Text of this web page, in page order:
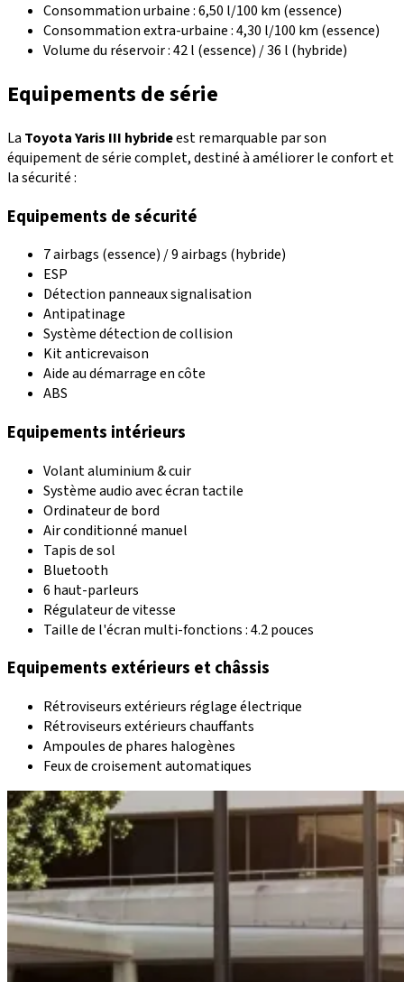
Consommation urbaine : 6,50 l/100 km (essence)
Consommation extra-urbaine : 4,30 l/100 km (essence)
Volume du réservoir : 42 l (essence) / 36 l (hybride)
Equipements de série
La Toyota Yaris III hybrideest remarquable par son
équipement de sériecomplet, destiné à améliorer le confort et
la sécurité :
Equipements de sécurité
7 airbags (essence) / 9 airbags (hybride)
ESP
Détection panneaux signalisation
Antipatinage
Système détection de collision
Kit anticrevaison
Aide au démarrage en côte
ABS
Equipements intérieurs
Volant aluminium & cuir
Système audio avec écran tactile
Ordinateur de bord
Air conditionné manuel
Tapis de sol
Bluetooth
6 haut-parleurs
Régulateur de vitesse
Taille de l'écran multi-fonctions : 4.2 pouces
Equipements extérieurs et châssis
Rétroviseurs extérieurs réglage électrique
Rétroviseurs extérieurs chauffants
Ampoules de phares halogènes
Feux de croisement automatiques